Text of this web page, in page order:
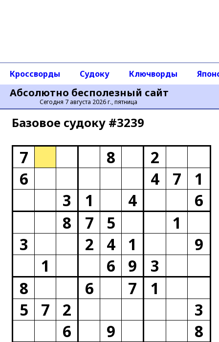
Абсолютно бесполезный сайт
Сегодня 7 августа 2026 г., пятница
Кроссворды Судоку Ключворды
Базовое cудоку #3239
7 8
2
6
4 7
1
3
1 4
6
8
7 5
1
3
2 4 1
9
1
6 9
3
8
6 7
1
5
7 2
3
6
9 8